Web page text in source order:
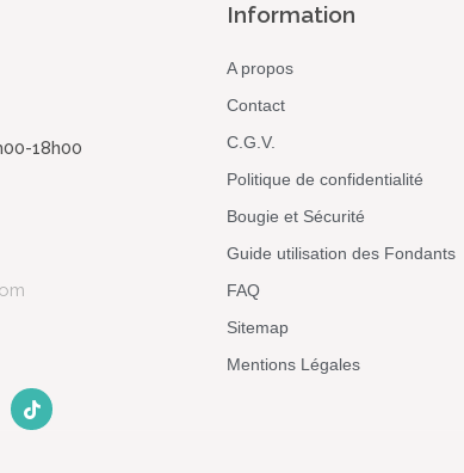
18h00
Information
A propos
Contact
C.G.V.
Politique de confidentialité
Bougie et Sécurité
Guide utilisation des Fondants
FAQ
Sitemap
Mentions Légales